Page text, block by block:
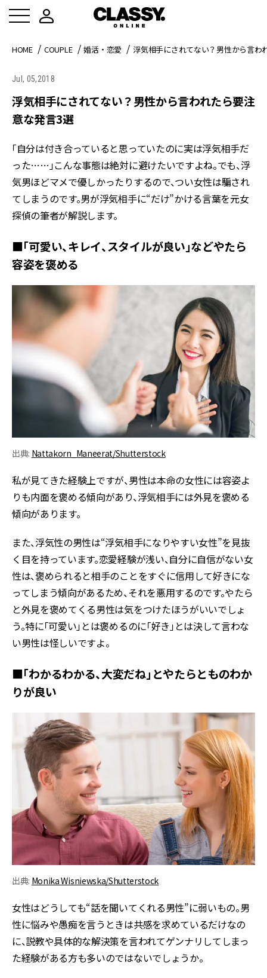
HOME COUPLE 婚活・恋愛 浮気相手にされてない？男性から言わ
Jul, 05,2018
浮気相手にされてない？男性から言われたら要注
意な発言3選
「自分は付き合っていると思っていたのに実は浮気相手だ
った……」こんな事態は絶対に避けたいですよね。でも、浮
気男ほどマメで優しかったりするので、つい女性は騙され
てしまうのです。男が浮気相手に“だけ”かける言葉を元女
探偵の筆者が解説します。
■「可愛い、キレイ、スタイルが良い」などやたら
容姿を褒める
出典: Nattakorn_Maneerat/Shutterstock
私が見てきた経験上ですが、男性は本命の女性には容姿よ
りも内面を褒める傾向があり、浮気相手には外見を褒める
傾向があります。
また、浮気性の男性は“浮気相手になりやすい女性”を見抜
く目を持っています。恋愛経験が浅い、自分に自信がない女
性は、褒められると相手のことをすぐに信用して好きにな
ってしまう傾向があるため、それを悪用するのです。やたら
と外見を褒めてくる男性は気をつけたほうがいいでしょ
う。特に「可愛い」とは褒めるのに「好き」とは決して言わな
い男性は怪しいですよ。
■「わかるわかる、大変だね」とやたらとものわか
りが良い
出典: Monika Wisniewska/Shutterstock
女性はどうしても“話を聞いてくれる男性”に弱いもの。男
性に悩みや愚痴を言うときは共感を求めているだけなの
に、説教や具体的な解決策を言われてゲンナリしてしまっ
た経験がある方も多いのではないでしょうか。